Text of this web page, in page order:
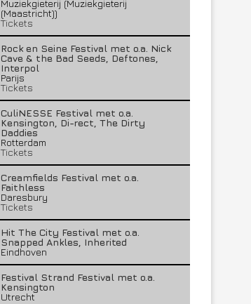
Muziekgieterij (Muziekgieterij
(Maastricht))
Tickets
Rock en Seine Festival met o.a. Nick
Cave & the Bad Seeds, Deftones,
Interpol
Parijs
Tickets
CuliNESSE Festival met o.a.
Kensington, Di-rect, The Dirty
Daddies
Rotterdam
Tickets
Creamfields Festival met o.a.
Faithless
Daresbury
Tickets
Hit The City Festival met o.a.
Snapped Ankles, Inherited
Eindhoven
Festival Strand Festival met o.a.
Kensington
Utrecht